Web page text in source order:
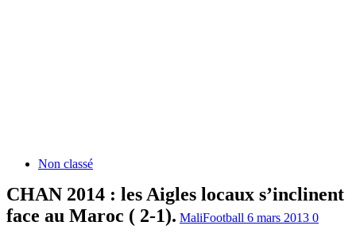
Non classé
CHAN 2014 : les Aigles locaux s’inclinent
face au Maroc ( 2-1). MaliFootball 6 mars 2013 0